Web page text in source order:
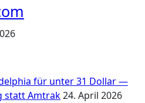
für unter 31 Dollar —
statt Amtrak24. April 2026